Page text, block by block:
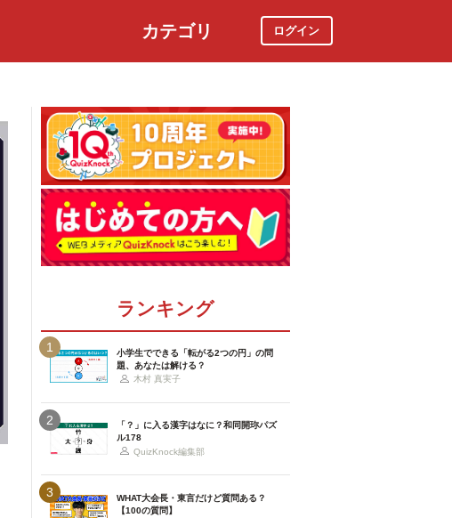
カテゴリ ログイン
ランキング
1
小学生でできる「転がる2つの円」の問
題、あなたは解ける？
木村 真実子
2
「？」に入る漢字はなに？和同開珎パズ
ル178
QuizKnock編集部
3
WHAT大会長・東言だけど質問ある？
【100の質問】